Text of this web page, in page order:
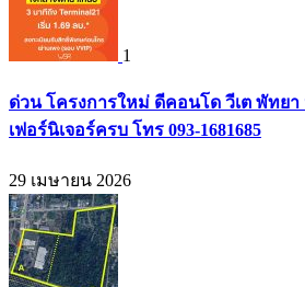
1
ด่วน โครงการใหม่ ดีคอนโด วีเต พัทยา
เฟอร์นิเจอร์ครบ โทร 093-1681685
29 เมษายน 2026